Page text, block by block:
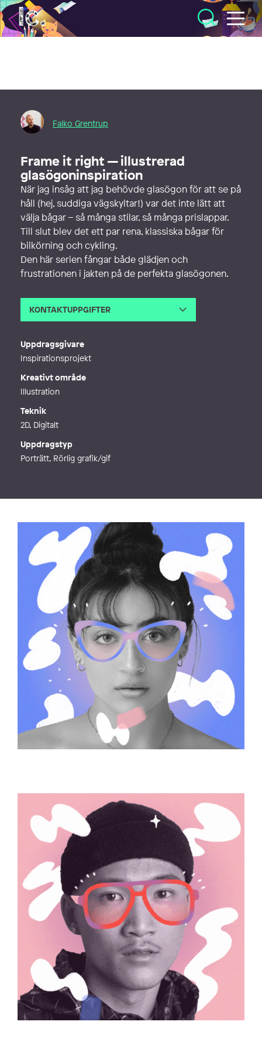
Illustratörcentrum
Falko Grentrup
Frame it right — illustrerad
glasögoninspiration
När jag insåg att jag behövde glasögon för att se på
håll (hej, suddiga vägskyltar!) var det inte lätt att
välja bågar – så många stilar, så många prislappar.
Till slut blev det ett par rena, klassiska bågar för
bilkörning och cykling.
Den här serien fångar både glädjen och
frustrationen i jakten på de perfekta glasögonen.
KONTAKTUPPGIFTER
Uppdragsgivare
Inspirationsprojekt
Kreativt område
Illustration
Teknik
2D, Digitalt
Uppdragstyp
Porträtt, Rörlig grafik/gif